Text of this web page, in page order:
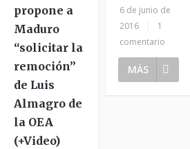
propone a
Maduro
“solicitar la
remoción”
de Luis
Almagro de
la OEA
(+Video)
6 de junio de
2016
1
comentario
MÁS